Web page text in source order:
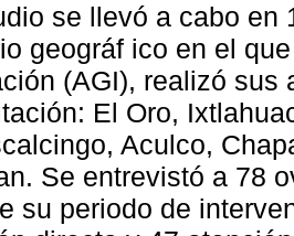
se llevó a cabo en
geográf ico en el
(AGI), realizó
El Oro,
Aculco,
Se entrevistó a 78
su periodo de